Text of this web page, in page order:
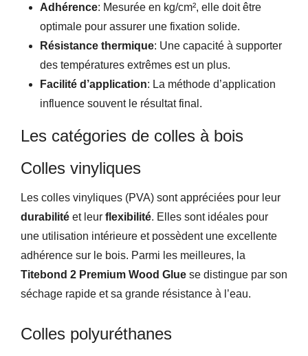
Adhérence: Mesurée en kg/cm², elle doit être
optimale pour assurer une fixation solide.
Résistance thermique: Une capacité à supporter
des températures extrêmes est un plus.
Facilité d’application: La méthode d’application
influence souvent le résultat final.
Les catégories de colles à bois
Colles vinyliques
Les colles vinyliques (PVA) sont appréciées pour leur
durabilité et leur flexibilité. Elles sont idéales pour
une utilisation intérieure et possèdent une excellente
adhérence sur le bois. Parmi les meilleures, la
Titebond 2 Premium Wood Glue se distingue par son
séchage rapide et sa grande résistance à l’eau.
Colles polyuréthanes